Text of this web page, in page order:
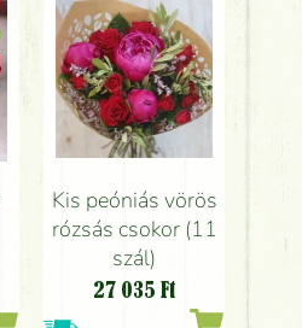
Kis peóniás vörös
rózsás csokor (11
szál)
27 035 Ft